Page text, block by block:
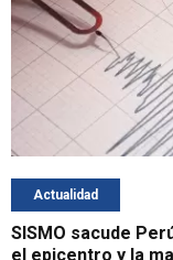
Actualidad
SISMO sacude
el epicentro y la